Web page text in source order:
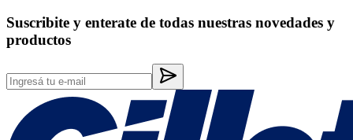
Suscribite y enterate de todas nuestras novedades y
productos